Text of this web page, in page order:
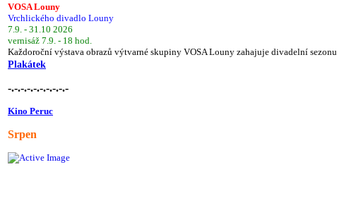
VOSA Louny
Vrchlického divadlo Louny
7.9. - 31.10 2026
vernisáž 7.9. - 18 hod.
Každoroční výstava obrazů výtvarné skupiny VOSA Louny zahajuje divadelní sezonu.
Plakátek
-.-.-.-.-.-.-.-.-.-
Kino Peruc
Srpen